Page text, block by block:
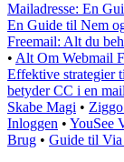
Mailadresse: En
En Guide til Nem
Freemail: Alt du
• Alt Om Webmail
Effektive strategier
betyder CC i en
Skabe Magi •
Inloggen • YouSee
Brug • Guide til